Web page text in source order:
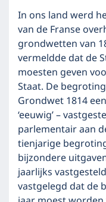
In ons land werd
van de Franse
grondwetten van
vermeldde dat de
moesten geven
Staat. De
Grondwet 1814
‘eeuwig’ –
parlementair aan
tienjarige
bijzondere
jaarlijks
vastgelegd dat de